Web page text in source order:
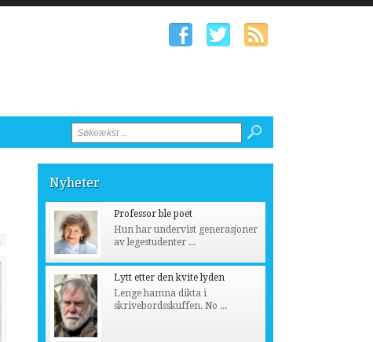
Nyheter
Professor ble poet
Hun har undervist generasjoner
av legestudenter ...
Lytt etter den kvite lyden
Lenge hamna dikta i
skrivebordsskuffen. No ...